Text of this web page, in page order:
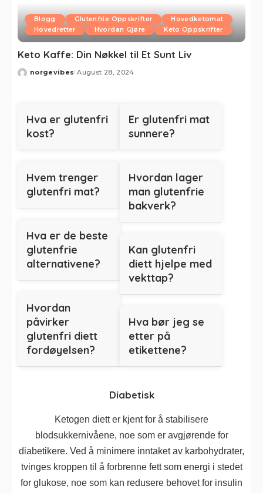
Blogg Glutenfrie Oppskrifter
Hovedketomat
Hovedretter
Hvordan Gjøre Keto Oppskrifter
Keto Kaffe: Din Nøkkel til Et Sunt Liv
norgevibes August 28, 2024
Hva er glutenfri
kost?
Hvem trenger
glutenfri mat?
Hva er de beste
glutenfrie
alternativene?
Hvordan
påvirker
glutenfri diett
fordøyelsen?
Er glutenfri mat
sunnere?
Hvordan lager
man glutenfrie
bakverk?
Kan glutenfri
diett hjelpe med
vekttap?
Hva bør jeg se
etter på
etikettene?
Diabetisk
Ketogen diett er kjent for å stabilisere
blodsukkernivåene, noe som er avgjørende for
diabetikere. Ved å minimere inntaket av karbohydrater,
tvinges kroppen til å forbrenne fett som energi i stedet
for glukose, noe som kan redusere behovet for insulin